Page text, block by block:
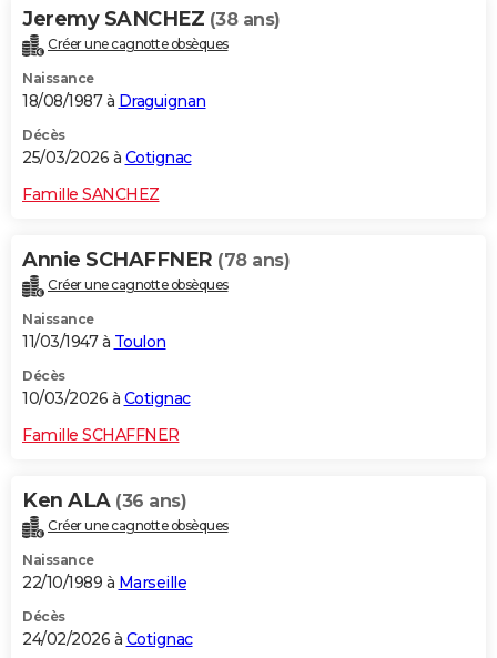
Jeremy SANCHEZ (38 ans)
Créer une cagnotte obsèques
Naissance
18/08/1987 à Draguignan
Décès
25/03/2026 à Cotignac
Famille SANCHEZ
Annie SCHAFFNER (78 ans)
Créer une cagnotte obsèques
Naissance
11/03/1947 à Toulon
Décès
10/03/2026 à Cotignac
Famille SCHAFFNER
Ken ALA (36 ans)
Créer une cagnotte obsèques
Naissance
22/10/1989 à Marseille
Décès
24/02/2026 à Cotignac